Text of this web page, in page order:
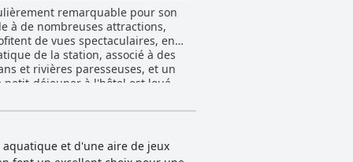
remarquable pour son
à de nombreuses attractions,
de vues spectaculaires, en
de la station, associé à des
et rivières paresseuses, et un
des gaufres, des
la variété. La salle à manger
à l'expérience culinaire des
douillet. Les balcons
et d'une aire de jeux